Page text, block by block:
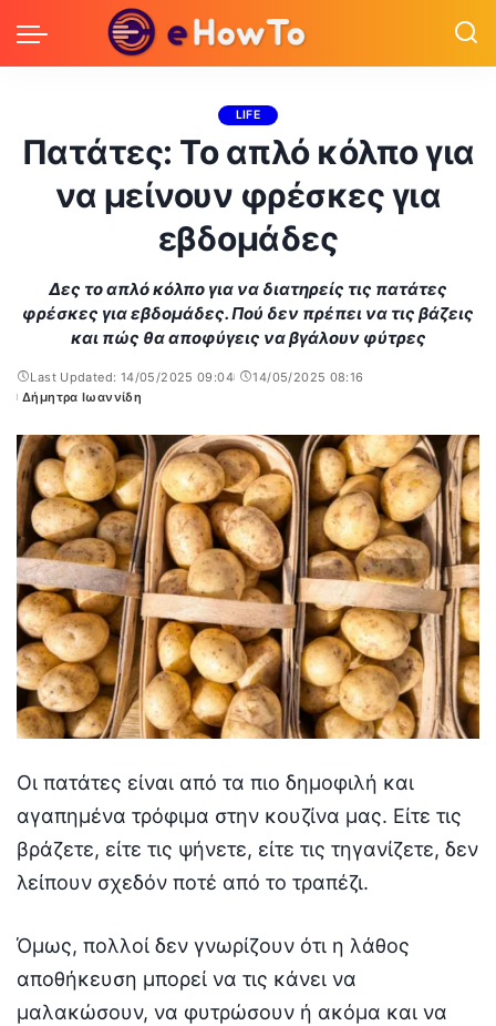
LIFE
Πατάτες: Το απλό κόλπο για
να μείνουν φρέσκες για
εβδομάδες
Δες το απλό κόλπο για να διατηρείς τις πατάτες
φρέσκες για εβδομάδες. Πού δεν πρέπει να τις βάζεις
και πώς θα αποφύγεις να βγάλουν φύτρες
Last Updated: 14/05/2025 09:04
14/05/2025 08:16
Posted
Δήμητρα Ιωαννίδη
Οι πατάτες είναι από τα πιο δημοφιλή και
αγαπημένα τρόφιμα στην κουζίνα μας. Είτε τις
βράζετε, είτε τις ψήνετε, είτε τις τηγανίζετε, δεν
λείπουν σχεδόν ποτέ από το τραπέζι.
Όμως, πολλοί δεν γνωρίζουν ότι η λάθος
αποθήκευση μπορεί να τις κάνει να
μαλακώσουν, να φυτρώσουν ή ακόμα και να